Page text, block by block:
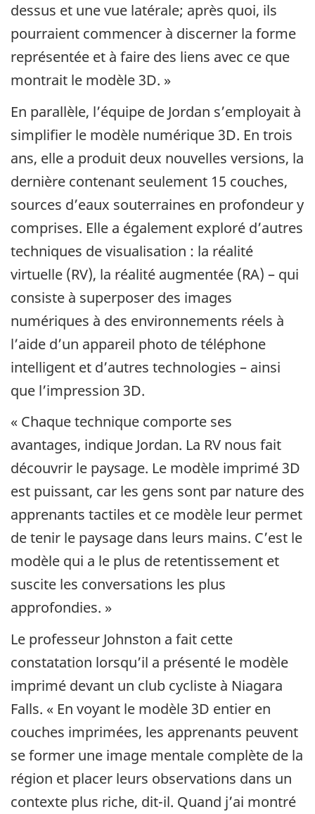
dessus et une vue latérale; après quoi, ils
pourraient commencer à discerner la forme
représentée et à faire des liens avec ce que
montrait le modèle 3D. »
En parallèle, l’équipe de Jordan s’employait à
simplifier le modèle numérique 3D. En trois
ans, elle a produit deux nouvelles versions, la
dernière contenant seulement 15 couches,
sources d’eaux souterraines en profondeur y
comprises. Elle a également exploré d’autres
techniques de visualisation : la réalité
virtuelle (RV), la réalité augmentée (RA) – qui
consiste à superposer des images
numériques à des environnements réels à
l’aide d’un appareil photo de téléphone
intelligent et d’autres technologies – ainsi
que l’impression 3D.
« Chaque technique comporte ses
avantages, indique Jordan. La RV nous fait
découvrir le paysage. Le modèle imprimé 3D
est puissant, car les gens sont par nature des
apprenants tactiles et ce modèle leur permet
de tenir le paysage dans leurs mains. C’est le
modèle qui a le plus de retentissement et
suscite les conversations les plus
approfondies. »
Le professeur Johnston a fait cette
constatation lorsqu’il a présenté le modèle
imprimé devant un club cycliste à Niagara
Falls. « En voyant le modèle 3D entier en
couches imprimées, les apprenants peuvent
se former une image mentale complète de la
région et placer leurs observations dans un
contexte plus riche, dit-il. Quand j’ai montré